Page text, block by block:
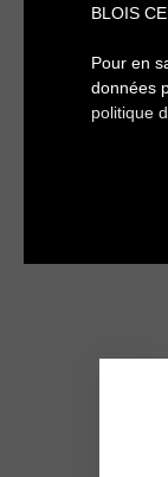
BLOIS
Pour en
données
politique